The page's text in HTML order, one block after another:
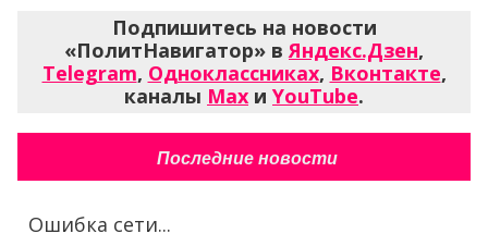
Подпишитесь на новости
«ПолитНавигатор» вЯндекс.Дзен,
Telegram, Одноклассниках, Вконтакте,
каналы Max и YouTube.
Последние новости
Ошибка сети...